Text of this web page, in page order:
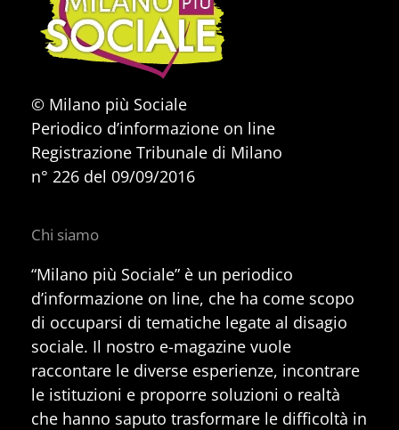
© Milano più Sociale
Periodico d’informazione on line
Registrazione Tribunale di Milano
n° 226 del 09/09/2016
Chi siamo
“Milano più Sociale” è un periodico
d’informazione on line, che ha come scopo
di occuparsi di tematiche legate al disagio
sociale. Il nostro e-magazine vuole
raccontare le diverse esperienze, incontrare
le istituzioni e proporre soluzioni o realtà
che hanno saputo trasformare le difficoltà in